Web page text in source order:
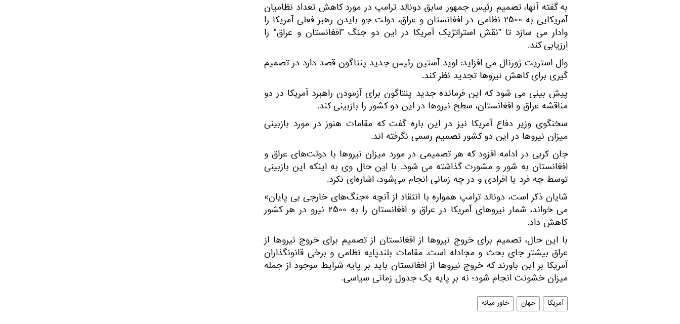
به گفته آنها، تصمیم رئیس جمهور سابق دونالد ترامپ در مورد کاهش تعداد نظامیان
آمریکایی به ۲۵۰۰ نظامی در افغانستان و عراق، دولت جو بایدن رهبر فعلی آمریکا را
وادار می سازد تا "نقش استراتژیک آمریکا در این دو جنگ "افغانستان و عراق" را
ارزیابی کند.
وال استریت ژورنال می ‌افزاید: لوید آستین رئیس جدید پنتاگون قصد دارد در تصمیم
گیری برای کاهش نیروها تجدید نظر کند.
پیش بینی می ‌شود که این فرمانده جدید پنتاگون برای آزمودن راهبرد آمریکا در دو
مناقشه عراق و افغانستان، سطح نیروها در این دو کشور را بازبینی کند.
سخنگوی وزیر دفاع آمریکا نیز در این باره گفت که مقامات هنوز در مورد بازبینی
میزان نیروها در این دو کشور تصمیم رسمی نگرفته ‌اند.
جان کربی در ادامه افزود که هر تصمیمی در مورد میزان نیروها با دولت‌های عراق و
افغانستان به شور و مشورت گذاشته می ‌شود. با این حال وی به اینکه این بازبینی
توسط چه فرد یا افرادی و در چه زمانی انجام می‌شود، اشاره‌ای نکرد.
شایان ذکر است، دونالد ترامپ همواره با انتقاد از آنچه «جنگ‌های خارجی بی پایان»
می ‌خواند، شمار نیروهای آمریکا در عراق و افغانستان را به ۲۵۰۰ نیرو در هر کشور
کاهش داد.
با این حال، تصمیم برای خروج نیروها از افغانستان از تصمیم برای خروج نیروها از
عراق بیشتر جای بحث و مجادله است. مقامات بلندپایه نظامی و برخی قانونگذاران
آمریکا بر این باورند که خروج نیروها از افغانستان باید بر پایه شرایط موجود از جمله
میزان خشونت انجام شود؛ نه بر پایه یک جدول زمانی سیاسی.
آمریکا جهان خاور میانه